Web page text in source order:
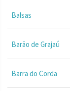
Balsas
Barão de Grajaú
Barra do Corda